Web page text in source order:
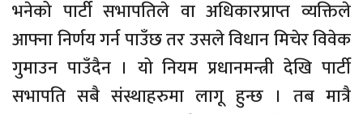
भनेको पार्टी सभापतिले वा अधिकारप्राप्त व्यक्तिले
आफ्ना निर्णय गर्न पाउँछ तर उसले विधान मिचेर विवेक
गुमाउन पाउँदैन । यो नियम प्रधानमन्त्री देखि पार्टी
सभापति सबै संस्थाहरुमा लागू हुन्छ । तब मात्रै